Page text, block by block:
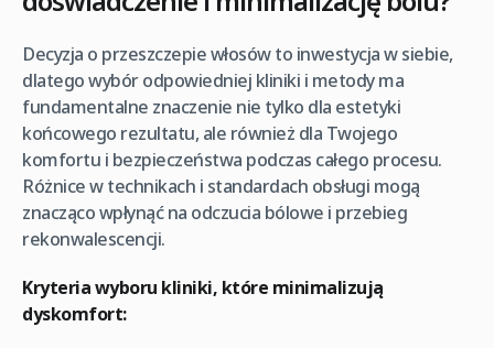
Decyzja o przeszczepie włosów to inwestycja w siebie,
dlatego wybór odpowiedniej kliniki i metody ma
fundamentalne znaczenie nie tylko dla estetyki
końcowego rezultatu, ale również dla Twojego
komfortu i bezpieczeństwa podczas całego procesu.
Różnice w technikach i standardach obsługi mogą
znacząco wpłynąć na odczucia bólowe i przebieg
rekonwalescencji.
Kryteria wyboru kliniki, które minimalizują
dyskomfort: